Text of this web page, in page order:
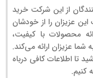
از این شرکت خرید
عزیزان را از خودشان
محصولات با کیفیت،
عزیزان ارائه می‌کند.
تا اطلاعات کافی درباه
کنیم.